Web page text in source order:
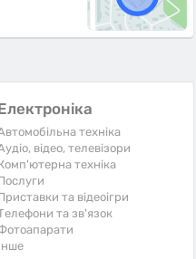
техніка
відео, телевізори
техніка
та відеоігри
та зв'язок